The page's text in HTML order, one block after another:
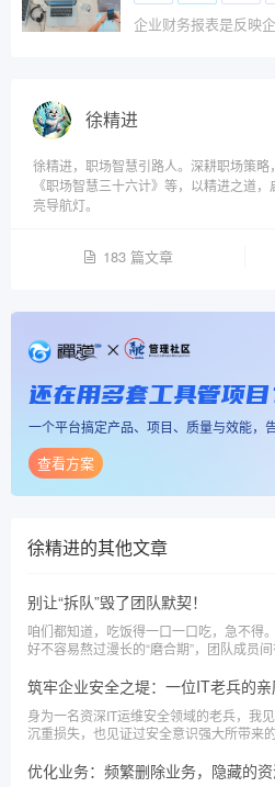
徐精进
徐精进，职场智慧引路人。深耕职场策略
《职场智慧三十六计》等，以精进之道
亮导航灯。
183 篇文章
还在用多套工具管项目
一个平台搞定产品、项目、质量与效能，
查看方案
徐精进的其他文章
别让“拆队”毁了团队默契！
咱们都知道，吃饭得一口一口吃，急不得
好不容易熬过漫长的“磨合期”，团队成员
筑牢企业安全之堤：一位IT老兵的
身为一名资深IT运维安全领域的老兵，我
沉重损失，也见证过安全意识强大所带来
优化业务：频繁删除业务，隐藏的